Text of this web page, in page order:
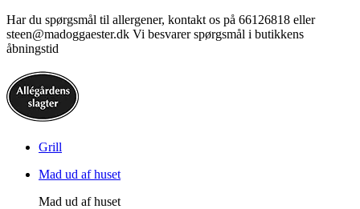
Har du spørgsmål til allergener, kontakt os på 66126818 eller
steen@madoggaester.dk Vi besvarer spørgsmål i butikkens
åbningstid
Grill
Mad ud af huset
Mad ud af huset